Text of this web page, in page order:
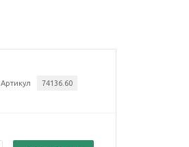
Артикул 74136.60